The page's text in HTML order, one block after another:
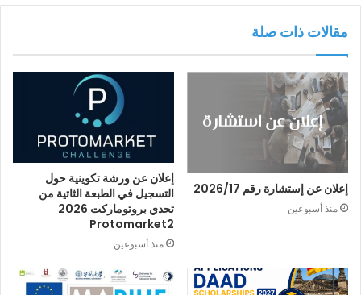
مقالات ذات صلة
إعلان عن إستشارة رقم 2026/17
منذ أسبوعين
إعلان عن ورشة تكوينية حول
التسجيل في الطبعة الثاتية من
تحدي بروتوماركت 2026
Protomarket2
منذ أسبوعين